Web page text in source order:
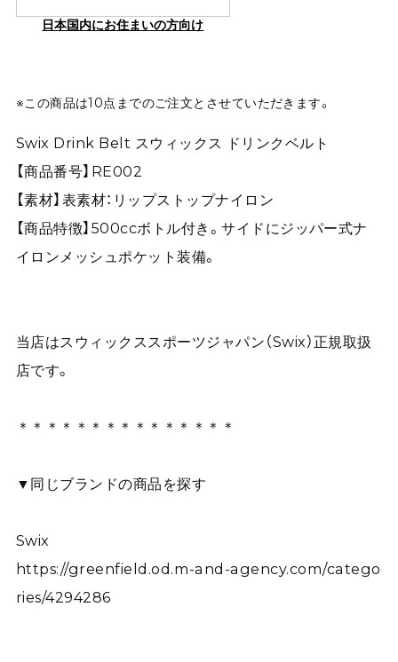
日本国内にお住まいの方向け
※この商品は10点までのご注文とさせていただきます。
Swix Drink Belt スウィックス ドリンクベルト
【商品番号】RE002
【素材】表素材：リップストップナイロン
【商品特徴】500ccボトル付き。サイドにジッパー式ナ
イロンメッシュポケット装備。
当店はスウィックススポーツジャパン（Swix）正規取扱
店です。
＊＊＊＊＊＊＊＊＊＊＊＊＊＊＊
▼同じブランドの商品を探す
Swix
https://greenfield.od.m-and-agency.com/catego
ries/4294286